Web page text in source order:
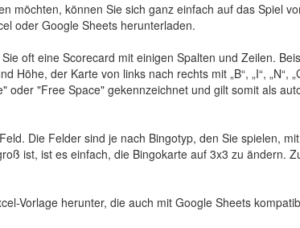
möchten, können Sie sich ganz einfach auf das Spiel
oder Google Sheets herunterladen.
oft eine Scorecard mit einigen Spalten und Zeilen.
der Karte von links nach rechts mit „B“, „I“, „N“,
oder "Free Space" gekennzeichnet und gilt somit als
Die Felder sind je nach Bingotyp, den Sie spielen,
ist, ist es einfach, die Bingokarte auf 3x3 zu ändern.
Vorlage herunter, die auch mit Google Sheets